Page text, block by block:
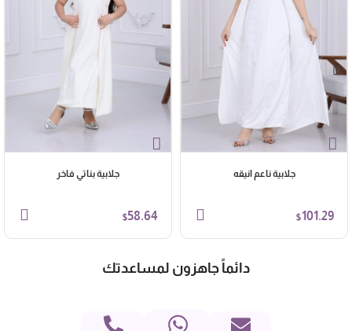
جلابية ناعم انيقه
$101.29
جلابية بناتي فاخر
$58.64
دائماً جاهزون لمساعدتك